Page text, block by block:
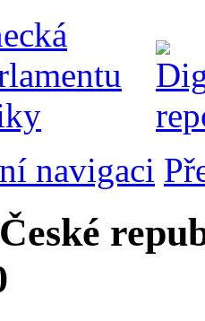
navigaci